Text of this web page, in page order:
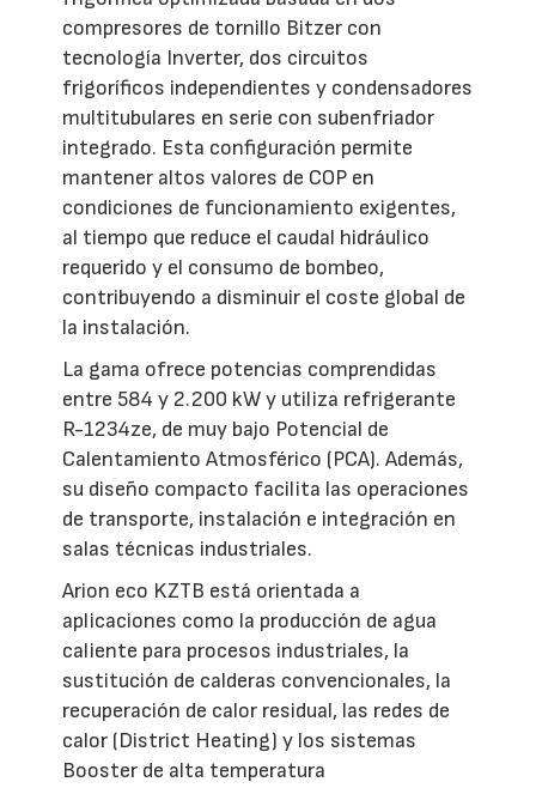
compresores de tornillo Bitzer con
tecnología Inverter, dos circuitos
frigoríficos independientes y condensadores
multitubulares en serie con subenfriador
integrado. Esta configuración permite
mantener altos valores de COP en
condiciones de funcionamiento exigentes,
al tiempo que reduce el caudal hidráulico
requerido y el consumo de bombeo,
contribuyendo a disminuir el coste global de
la instalación.
La gama ofrece potencias comprendidas
entre 584 y 2.200 kW y utiliza refrigerante
R-1234ze, de muy bajo Potencial de
Calentamiento Atmosférico (PCA). Además,
su diseño compacto facilita las operaciones
de transporte, instalación e integración en
salas técnicas industriales.
Arion eco KZTB está orientada a
aplicaciones como la producción de agua
caliente para procesos industriales, la
sustitución de calderas convencionales, la
recuperación de calor residual, las redes de
calor (District Heating) y los sistemas
Booster de alta temperatura